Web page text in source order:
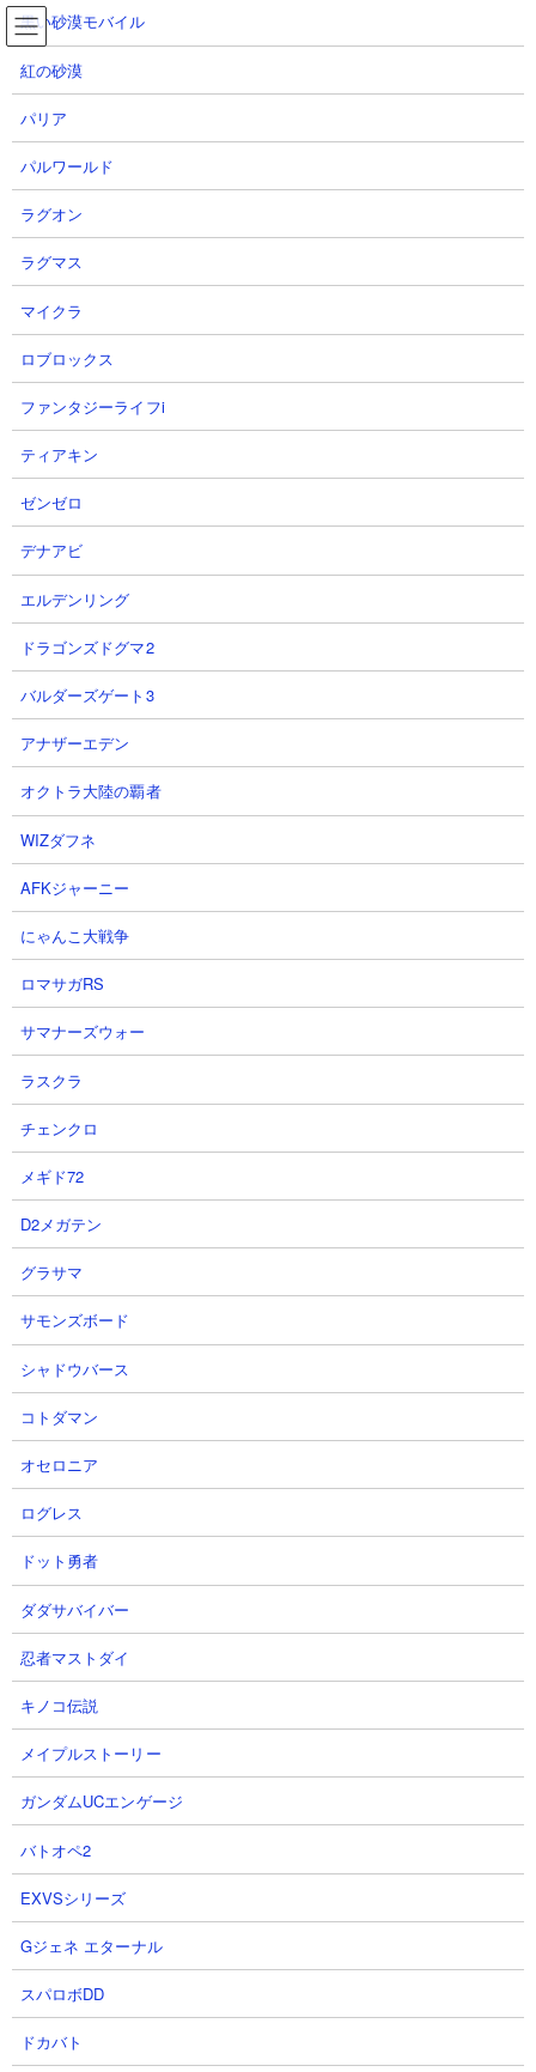
コ
ン
ナ
ビ
にゃんこ大戦争 プレミアムケリ姫号CCの性能と使
TOP
にゃんこ大戦争
にゃんこ大戦争 プレミアムケリ姫号CCの性能と使用感
にゃんこ大戦争 プレミアムケリ姫号CC
目次：
● プレミアムケリ姫号CC基本情報
● プレミアムケリ姫号CCの使い勝手
１．大型キャラの中では希少なお金2倍持ち
２．本能解放で攻撃力低下無効や波動無効を獲得できる
３．射程410を超える敵を相手にするときは倒されることも覚悟
で
● プレミアムケリ姫号CCにキャッツアイを使う優先度は？
● プレミアムケリ姫号CCが被ったときはプラス値？それともNP？
● プレミアムケリ姫号CCには本能玉何つける？
● プレミアムケリ姫号CCの解説動画や活用シーン
１．お金が爆増え！ プレミアムケリ姫号 お金２倍＆波動無効性
能紹介 にゃんこ大戦争
２．プレミアムケリ姫号はカンカン達に出来ない〇〇ステージで
のお金稼ぎのプロです！ にゃんこ大戦争
３．プレミアムケリ姫号CC 撃破時お金2倍！とにかく金だあ！
お金が増えてあっひゃっひゃ！！ 性能紹介 にゃんこ大戦争
●プレミアムケリ姫号CCの基本情報
プレミアムな宝船で遊覧中のケリ姫と金ネコ達
ついにイケメンを発見し現場に急行中
敵を倒した時にお金を多くもらえる（範囲攻撃）
【入手方法】
ケリ姫スイーツコラボイベントガチャの超激レア枠
【進化形態】
第1形態：プリンセスケリ姫号
第2形態：プリンセスケリ姫号CC
第3形態：プレミアムケリ姫号CC
第4形態：未実装
【にゃんコンボ】
なし
【プレミアムケリ姫号CC状態でのステータス】
黒い砂漠モバイル
紅の砂漠
パリア
パルワールド
ラグオン
ラグマス
マイクラ
ロブロックス
ファンタジーライフi
ティアキン
ゼンゼロ
デナアビ
エルデンリング
ドラゴンズドグマ2
バルダーズゲート3
アナザーエデン
オクトラ大陸の覇者
WIZダフネ
AFKジャーニー
にゃんこ大戦争
ロマサガRS
サマナーズウォー
ラスクラ
チェンクロ
メギド72
D2メガテン
グラサマ
サモンズボード
シャドウバース
コトダマン
オセロニア
ログレス
ドット勇者
ダダサバイバー
忍者マストダイ
キノコ伝説
メイプルストーリー
ガンダムUCエンゲージ
バトオペ2
EXVSシリーズ
Gジェネ エターナル
スパロボDD
ドカバト